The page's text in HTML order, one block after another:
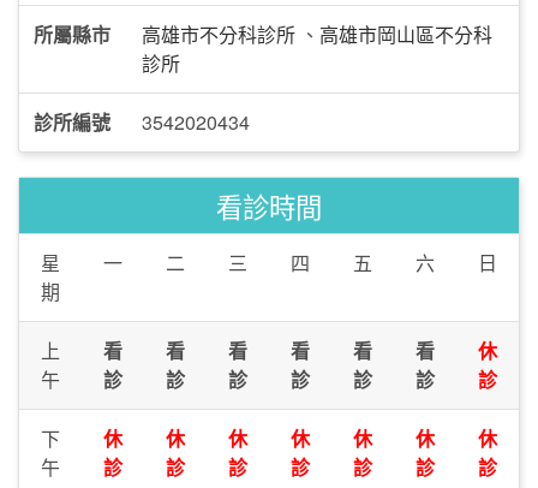
所屬縣市 高雄市不分科診所 、 高雄市岡山區不分科
診所
診所編號 3542020434
看診時間
星
期
一 二 三 四 五 六 日
上
午
看
診
看
診
看
診
看
診
看
診
看
診
休
診
下
午
休
診
休
診
休
診
休
診
休
診
休
診
休
診